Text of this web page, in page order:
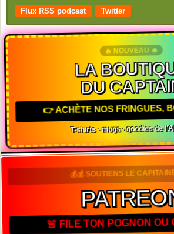
Flux RSS podcast Twitter
🔥 NOUVEAU 🔥
LA
DU
👉 ACHÈTE NOS FRINGUES,
T-shirts · mugs · goodies de
💰💰 SOUTIENS LE
🚨 FILE TON POGNON OU